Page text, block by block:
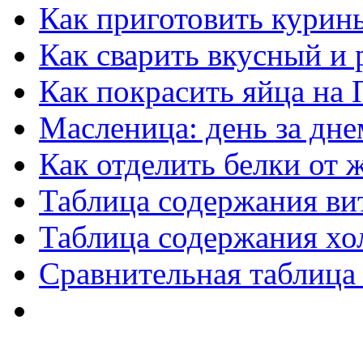
Как приготовить
Как сварить вкусный и
Как покрасить яйца на
Масленица: день за
Как отделить белки от
Таблица содержания
Таблица содержания
Сравнительная